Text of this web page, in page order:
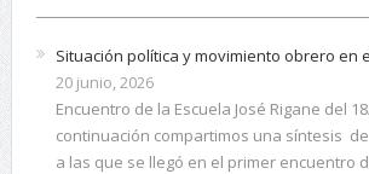
Situación política y movimiento obrero en
20 junio, 2026
Encuentro de la Escuela José Rigane del
continuación compartimos una síntesis
a las que se llegó en el primer encuentro